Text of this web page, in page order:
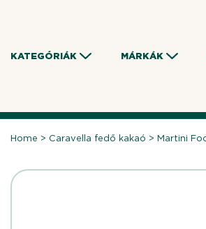
KATEGÓRIÁK MÁRKÁK
Home > Caravella fedő kakaó >Martini